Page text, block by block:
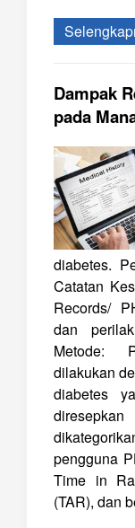
Dampak
pada
diabetes.
Catatan
Records/
dan
Metode:
dilakukan
diabetes
pengguna
Time in
(TAR), dan